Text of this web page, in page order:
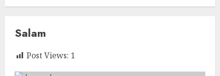
Salam
Post Views: 1